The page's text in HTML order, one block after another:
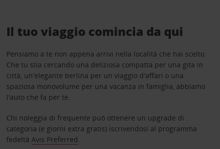
Il tuo viaggio comincia da qui
Pensiamo a te non appena arrivi nella località che hai scelto.
Che tu stia cercando una deliziosa compatta per una gita in
città, un'elegante berlina per un viaggio d'affari o una
spaziosa monovolume per una vacanza in famiglia, abbiamo
l'auto che fa per te.
Chi noleggia di frequente può ottenere un upgrade di
categoria (e giorni extra gratis) iscrivendosi al programma
fedeltà Avis Preferred.